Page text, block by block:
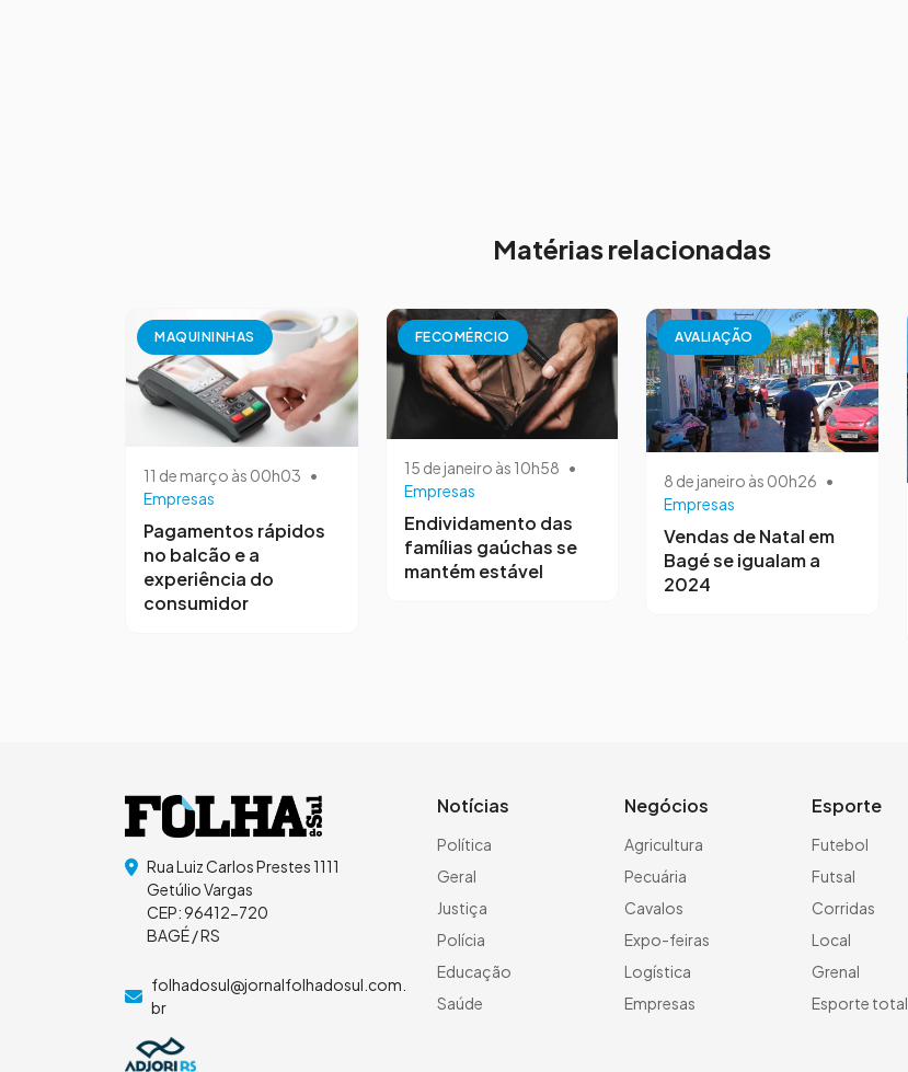
Matérias relacionadas
MAQUININHAS
11 de março às 00h03 •
Empresas
Pagamentos rápidos
no balcão e a
experiência do
consumidor
FECOMÉRCIO
15 de janeiro às 10h58 •
Empresas
Endividamento das
famílias gaúchas se
mantém estável
AVALIAÇÃO
8 de janeiro às 00h26 •
Empresas
Vendas de Natal em
Bagé se igualam a
2024
Rua Luiz Carlos Prestes 1111
Getúlio Vargas
CEP: 96412-720
BAGÉ / RS
folhadosul@jornalfolhadosul.com.
br
Notícias
Política
Geral
Justiça
Polícia
Educação
Saúde
Negócios
Agricultura
Pecuária
Cavalos
Expo-feiras
Logística
Empresas
Esporte
Futebol
Futsal
Corridas
Local
Grenal
Esporte total